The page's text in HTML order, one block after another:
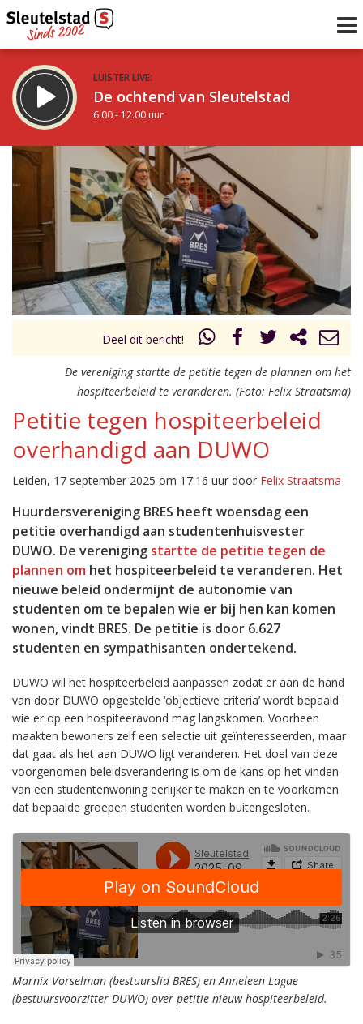
LUISTER LIVE:
De ochtend van Sleutelstad
6.00 - 12.00 uur
STRAKS:
De middag van Sleutelstad
12.00 - 17.00 uur
uur 1 van 0 Volgend uur
Inklappen
Deel dit bericht!
De vereniging startte de petitie tegen de plannen om het
hospiteerbeleid te veranderen. (Foto: Felix Straatsma)
Petitie tegen hospiteerbeleid
overhandigd aan DUWO
Leiden, 17 september 2025 om 17:16 uur door Felix Straatsma
Huurdersvereniging BRES heeft woensdag een
petitie overhandigd aan studentenhuisvester
DUWO. De vereniging startte de petitie tegen de
plannen om het hospiteerbeleid te veranderen. Het
nieuwe beleid ondermijnt de autonomie van
studenten om te bepalen wie er bij hen kan komen
wonen, vindt BRES. De petitie is door 6.627
studenten en sympathisanten ondertekend.
DUWO wil het hospiteerbeleid aanpassen zodat er aan de hand
van door DUWO opgestelde ‘objectieve criteria’ wordt bepaald
wie er op een hospiteeravond mag langskomen. Voorheen
maakten bewoners zelf een selectie uit geïnteresseerden, maar
dat gaat als het aan DUWO ligt veranderen. Het doel van deze
voorgenomen beleidsverandering is om de kans op het vinden
van een studentenwoning eerlijker te maken en te voorkomen
dat bepaalde groepen studenten worden buitengesloten.
Marnix Vorselman (bestuurslid BRES) en Anneleen Lagae
(bestuursvoorzitter DUWO) over petitie nieuw hospiteerbeleid.